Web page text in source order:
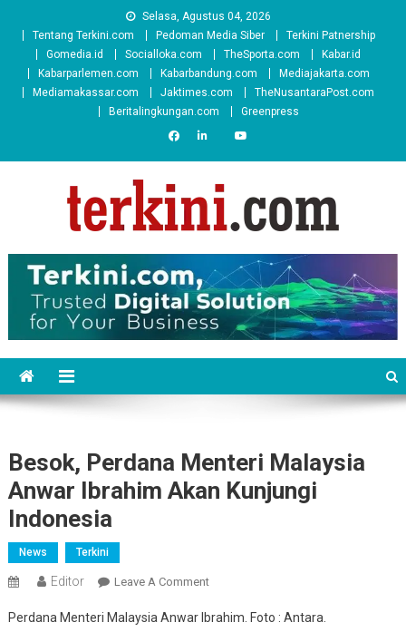
Selasa, Agustus 04, 2026
Tentang Terkini.com
Pedoman Media Siber
Terkini Patnership
Gomedia.id
Socialloka.com TheSporta.com
Kabar.id
Kabarparlemen.com
Kabarbandung.com
Mediajakarta.com
Mediamakassar.com
Jaktimes.com
TheNusantaraPost.com
Beritalingkungan.com
Greenpress
Besok, Perdana Menteri Malaysia
Anwar Ibrahim Akan Kunjungi
Indonesia
News Terkini
Editor Leave A CommentOn
Perdana
Perdana Menteri Malaysia Anwar Ibrahim. Foto : Antara.